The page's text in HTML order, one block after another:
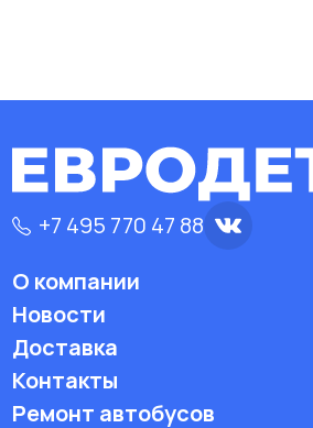
+7 495 770 47 88
О компании
Новости
Доставка
Контакты
Ремонт автобусов